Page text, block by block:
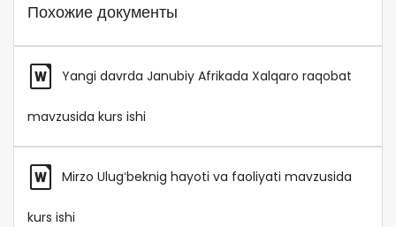
Похожие документы
Yangi davrda Janubiy Afrikada Xalqaro raqobat
mavzusida kurs ishi
Mirzo Ulugʻbeknig hayoti va faoliyati mavzusida
kurs ishi